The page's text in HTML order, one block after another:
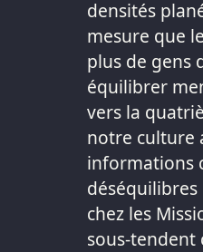
densités
mesure que
plus de gens
équilibrer
vers la
notre culture
informations
chez les
sous-tendent